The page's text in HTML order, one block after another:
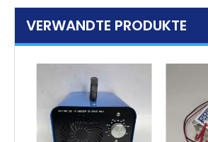
VERWANDTE PRODUKTE